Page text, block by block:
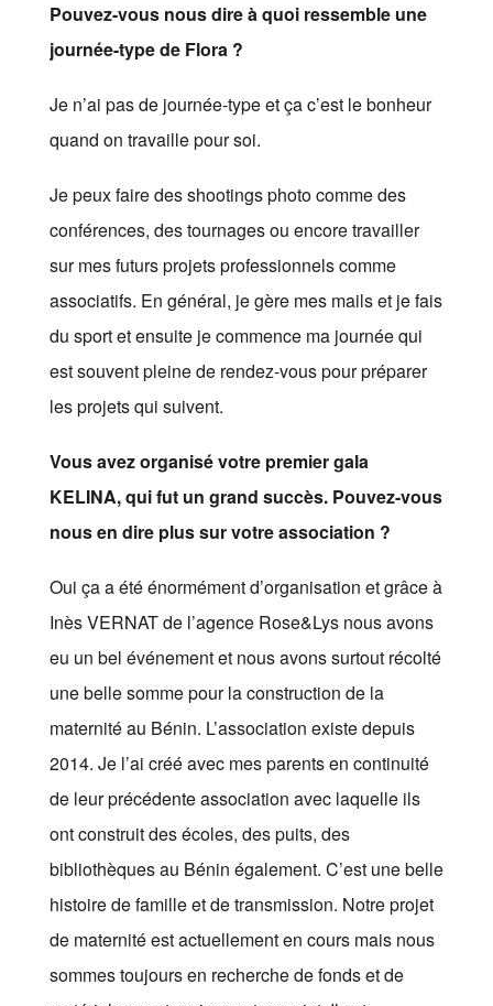
Pouvez-vous nous dire à quoi ressemble une
journée-type de Flora ?
Je n’ai pas de journée-type et ça c’est le bonheur
quand on travaille pour soi.
Je peux faire des shootings photo comme des
conférences, des tournages ou encore travailler
sur mes futurs projets professionnels comme
associatifs. En général, je gère mes mails et je fais
du sport et ensuite je commence ma journée qui
est souvent pleine de rendez-vous pour préparer
les projets qui suivent.
Vous avez organisé votre premier gala
KELINA, qui fut un grand succès. Pouvez-vous
nous en dire plus sur votre association ?
Oui ça a été énormément d’organisation et grâce à
Inès VERNAT de l’agence Rose&Lys nous avons
eu un bel événement et nous avons surtout récolté
une belle somme pour la construction de la
maternité au Bénin. L’association existe depuis
2014. Je l’ai créé avec mes parents en continuité
de leur précédente association avec laquelle ils
ont construit des écoles, des puits, des
bibliothèques au Bénin également. C’est une belle
histoire de famille et de transmission. Notre projet
de maternité est actuellement en cours mais nous
sommes toujours en recherche de fonds et de